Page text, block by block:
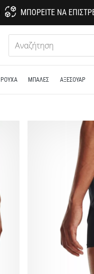
ΜΠΟΡΕΊΤΕ ΝΑ
ΡΟΎΧΑ ΜΠΑΛΕΣ ΑΞΕΣΟΥΑΡ